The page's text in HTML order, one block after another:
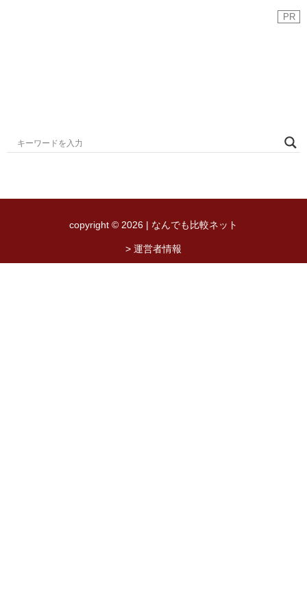
PR
copyright © 2026 | なんでも比較ネット
> 運営者情報